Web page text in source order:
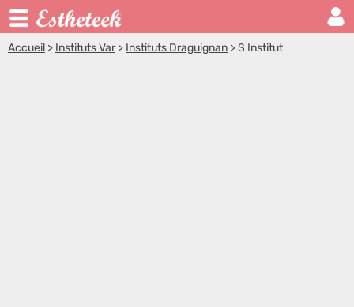
Accueil > Instituts Var > Instituts Draguignan >S Institut